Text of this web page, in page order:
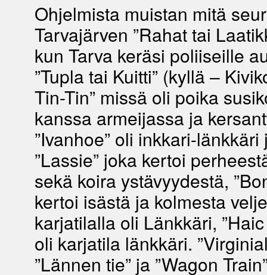
Ohjelmista muistan mitä
Tarvajärven ”Rahat tai
kun Tarva keräsi poliiseille
”Tupla tai Kuitti” (kyllä –
Tin-Tin” missä oli poika
kanssa armeijassa ja
”Ivanhoe” oli inkkari-länkkäri
”Lassie” joka kertoi
sekä koira ystävyydestä,
kertoi isästä ja kolmesta
karjatilalla oli Länkkäri,
oli karjatila länkkäri.
”Lännen tie” ja ”Wagon